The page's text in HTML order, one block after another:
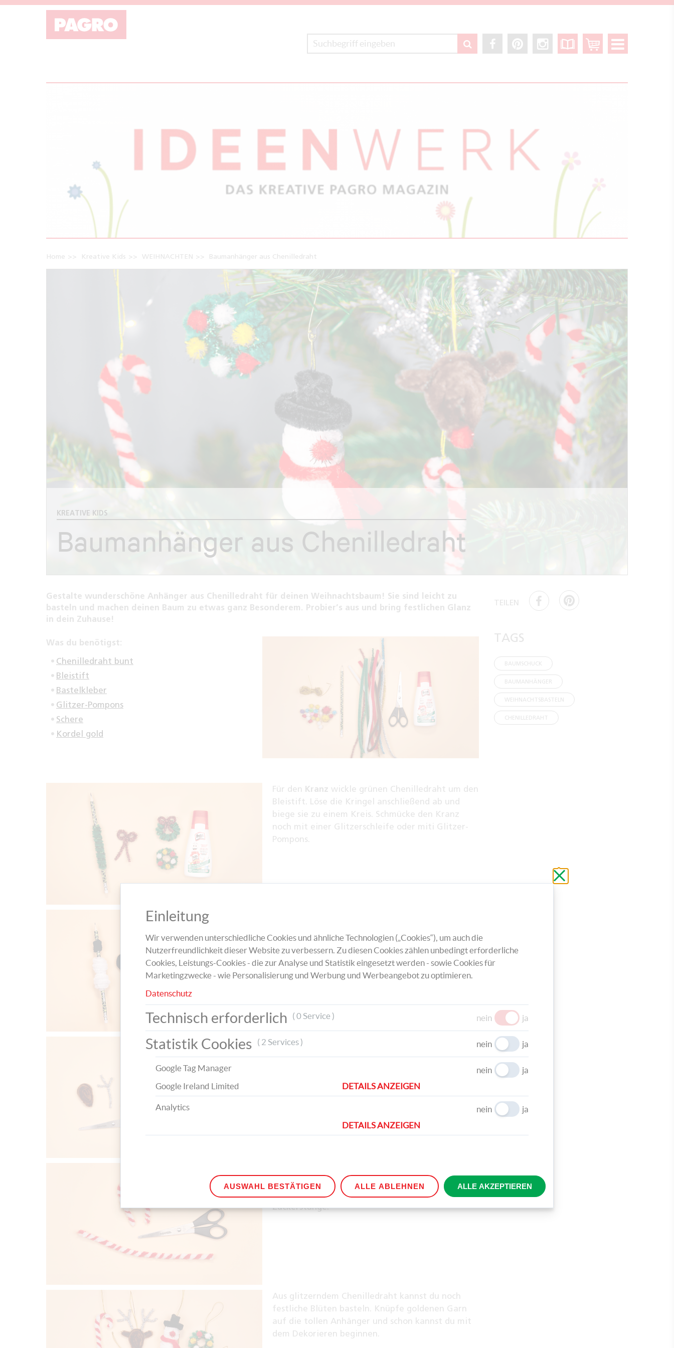
Home Kreative Kids WEIHNACHTEN Baumanhänger aus Chenilledraht
KREATIVE KIDS
Baumanhänger aus Chenilledraht
Gestalte wunderschöne Anhänger aus Chenilledraht für deinen Weihnachtsbaum! Sie sind leicht zu
basteln und machen deinen Baum zu etwas ganz Besonderem. Probier’s aus und bring festlichen Glanz
in dein Zuhause!
Was du benötigst:
Chenilledraht bunt
Bleistift
Bastelkleber
Glitzer-Pompons
Schere
Kordel gold
Für den Kranz wickle grünen Chenilledraht um den
Bleistift. Löse die Kringel anschließend ab und
biege sie zu einem Kreis. Schmücke den Kranz
noch mit einer Glitzerschleife oder miti Glitzer-
Pompons.
erhältst. Löse den Schneemannkörper vom Stift
und verpasse ihm einen schwarzen Hut, eine
Pompon-Nase und einen Schal.
Für ein
drehe braunen Chenilledraht
zu einer ovalen Schnecke zusammen und bastle
fertig ist dein Rentier.
Chenilledraht ineinander, bis das typische Muster
entsteht und biege die Drähte zu einer
Zuckerstange.
Aus glitzerndem Chenilledraht kannst du noch
festliche Blüten basteln. Knüpfe goldenen Garn
auf die tollen Anhänger und schon kannst du mit
dem Dekorieren beginnen.
TEILEN
TAGS
BAUMSCHUCK
BAUMANHÄNGER
WEIHNACHTSBASTELN
CHENILLEDRAHT
Schließen
ohne
zu
Einleitung
Wir verwenden unterschiedliche Cookies und ähnliche Technologien („Cookies“), um auch die
Nutzerfreundlichkeit dieser Website zu verbessern. Zu diesen Cookies zählen unbedingt erforderliche
Cookies, Leistungs-Cookies - die zur Analyse und Statistik eingesetzt werden - sowie Cookies für
Marketingzwecke - wie Personalisierung und Werbung und Werbeangebot zu optimieren.
Datenschutz
Technisch erforderlich ( 0 Service ) nein ja
Statistik Cookies ( 2 Services ) nein ja
Google Tag Manager nein
ja
Google Ireland Limited
DETAILS ANZEIGEN
Analytics nein
ja
DETAILS ANZEIGEN
AUSWAHL BESTÄTIGEN ALLE ABLEHNEN ALLE AKZEPTIEREN